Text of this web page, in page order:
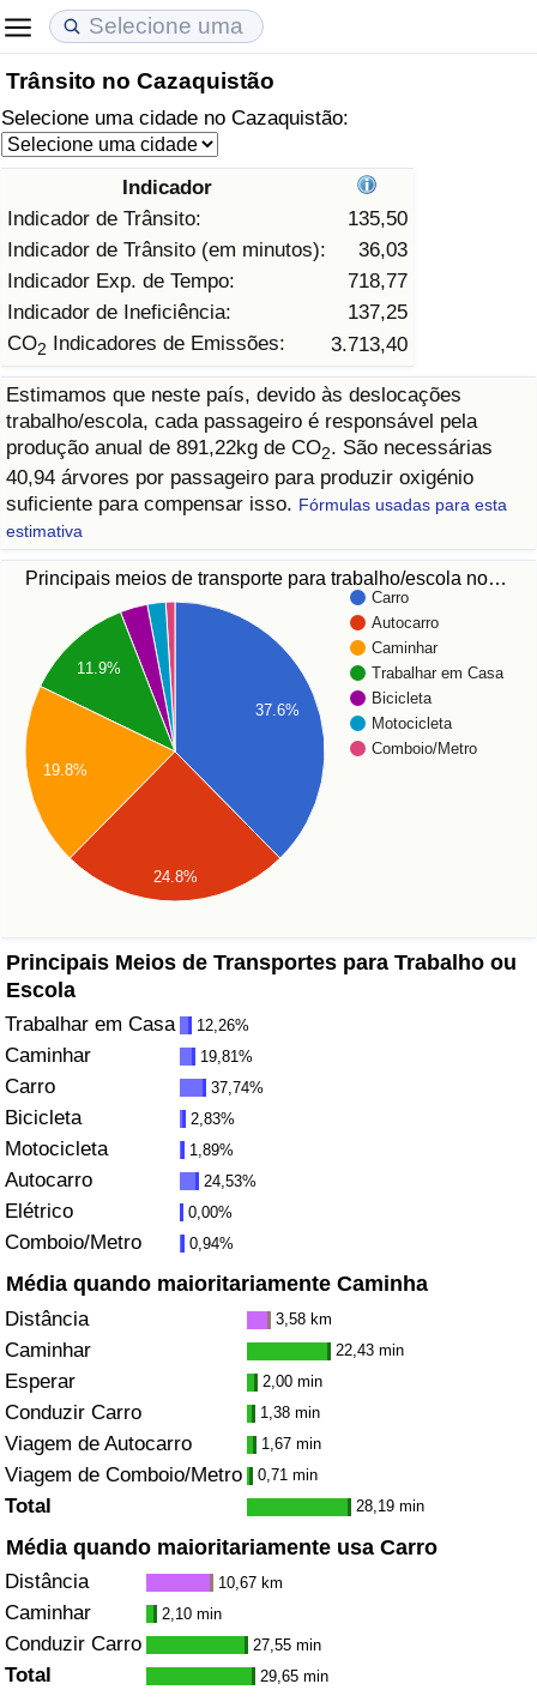
Trânsito no Cazaquistão
Selecione uma cidade no Cazaquistão:
Indicador
Indicador de Trânsito:
135,50
Indicador de Trânsito (em minutos):
36,03
Indicador Exp. de Tempo:
718,77
Indicador de Ineficiência:
137,25
CO2 Indicadores de Emissões: 3.713,40
Estimamos que neste país, devido às deslocações
trabalho/escola, cada passageiro é responsável pela
produção anual de 891,22kg de CO2. São necessárias
40,94 árvores por passageiro para produzir oxigénio
suficiente para compensar isso. Fórmulas usadas para esta
estimativa
Principais meios de transporte para trabalho/escola no…
Carro
Autocarro
Caminhar
Trabalhar em Casa
Bicicleta
Motocicleta
Comboio/Metro
37.6%
11.9%
19.8%
24.8%
Principais Meios de Transportes para Trabalho ou
Escola
Trabalhar em Casa 12,26%
Caminhar 19,81%
Carro 37,74%
Bicicleta 2,83%
Motocicleta 1,89%
Autocarro 24,53%
Elétrico 0,00%
Comboio/Metro 0,94%
Média quando maioritariamente Caminha
Distância 3,58 km
Caminhar 22,43 min
Esperar 2,00 min
Conduzir Carro 1,38 min
Viagem de Autocarro 1,67 min
Viagem de Comboio/Metro 0,71 min
Total 28,19 min
Média quando maioritariamente usa Carro
Distância 10,67 km
Caminhar 2,10 min
Conduzir Carro 27,55 min
Total 29,65 min
Custo de Vida
Indicador de Custo de Vida (Atual)
Indicador de Custo de Vida
Indicador de Custo de Vida Por País
em Aqaba
Preços de Imóveis
Indicador de Preços de Imóveis (Atual)
Indicador de Preços de Imóveis
Indicador de Preços de Imóveis por País
Qualidade de Vida
Indicador de Qualidade de Vida
Indicador de Qualidade de Vida (Atual)
Índice de qualidade de vida por país
Crime
Taxa do Indicador de Crime (Atual)
Indicador de Crime
Índice de criminalidade por país
Saúde
Indicador de Saúde (Atual)
Indicador de Saúde
Indicador de Saúde por País
Poluição
Indicador de Poluição (Atual)
Índice de poluição
Trânsito
Indicador de Trânsito
Indicador de Trânsito (Atual)
Indicador de Trânsito por País